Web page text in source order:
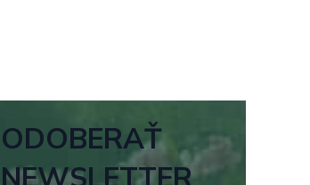
ODOBERAŤ
NEWSLETTER